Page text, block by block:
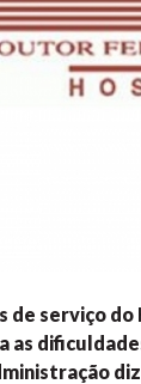
de serviço